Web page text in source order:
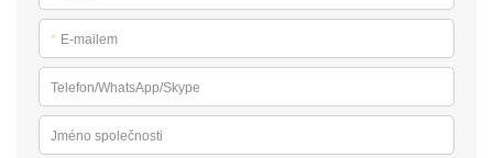
* E-mailem
Telefon/WhatsApp/Skype
Jméno společnosti